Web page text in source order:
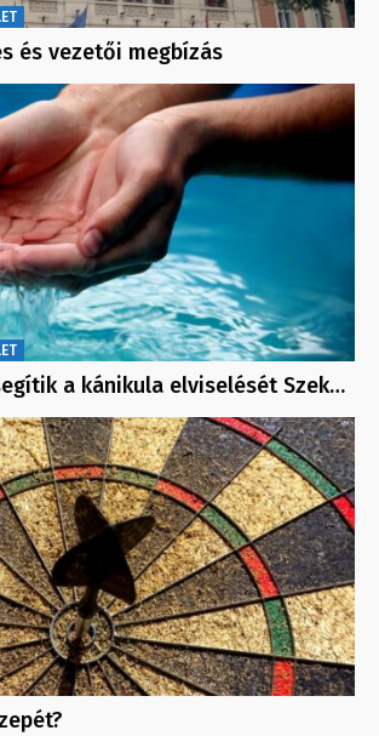
és vezetői megbízás
a kánikula elviselését Szek…